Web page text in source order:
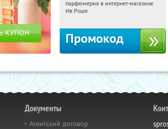
Россия
парфюмерия в интернет-магазине
Ив Роше
Промокод
Документы
Агентский договор